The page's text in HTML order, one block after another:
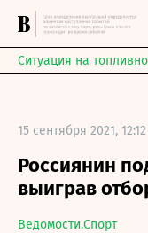
Ситуация на
15 сентября 2021,
Россиянин
выиграв
Ведомости.Спорт